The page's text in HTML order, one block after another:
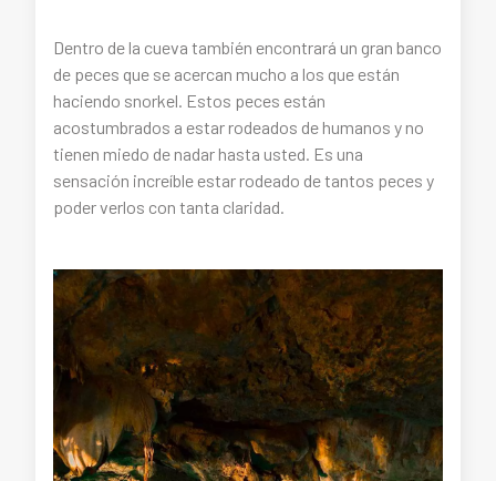
Dentro de la cueva también encontrará un gran banco
de peces que se acercan mucho a los que están
haciendo snorkel. Estos peces están
acostumbrados a estar rodeados de humanos y no
tienen miedo de nadar hasta usted. Es una
sensación increíble estar rodeado de tantos peces y
poder verlos con tanta claridad.